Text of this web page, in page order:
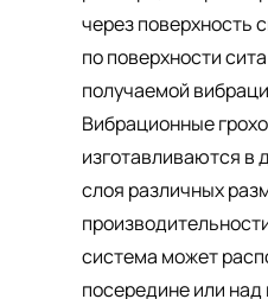
через поверхность
по поверхности
получаемой
Вибрационные
изготавливаются в
слоя различных
система может
посередине или над